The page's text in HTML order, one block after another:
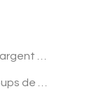
femme
de coeur